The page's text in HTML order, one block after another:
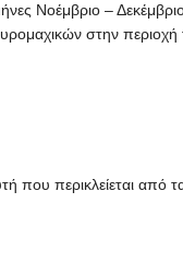
Νοέμβριο –
στην περιοχή
που περικλείεται από